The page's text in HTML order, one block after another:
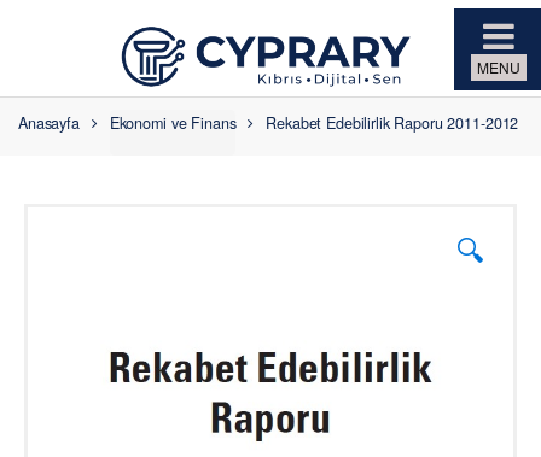
Anasayfa Ekonomi ve Finans Rekabet Edebilirlik Raporu 2011-2012
🔍